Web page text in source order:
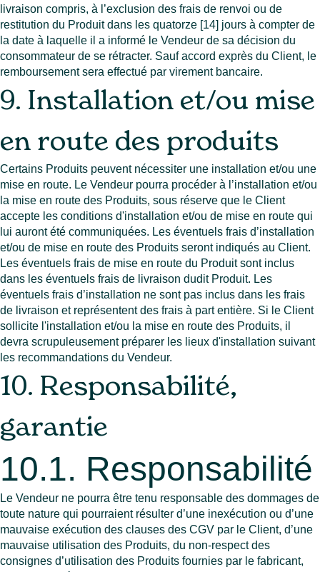
livraison compris, à l’exclusion des frais de renvoi ou de
restitution du Produit dans les quatorze [14] jours à compter de
la date à laquelle il a informé le Vendeur de sa décision du
consommateur de se rétracter. Sauf accord exprès du Client, le
remboursement sera effectué par virement bancaire.
9. Installation et/ou mise
en route des produits
Certains Produits peuvent nécessiter une installation et/ou une
mise en route. Le Vendeur pourra procéder à l’installation et/ou
la mise en route des Produits, sous réserve que le Client
accepte les conditions d'installation et/ou de mise en route qui
lui auront été communiquées. Les éventuels frais d’installation
et/ou de mise en route des Produits seront indiqués au Client.
Les éventuels frais de mise en route du Produit sont inclus
dans les éventuels frais de livraison dudit Produit. Les
éventuels frais d’installation ne sont pas inclus dans les frais
de livraison et représentent des frais à part entière. Si le Client
sollicite l'installation et/ou la mise en route des Produits, il
devra scrupuleusement préparer les lieux d'installation suivant
les recommandations du Vendeur.
10. Responsabilité,
garantie
10.1. Responsabilité
Le Vendeur ne pourra être tenu responsable des dommages de
toute nature qui pourraient résulter d’une inexécution ou d’une
mauvaise exécution des clauses des CGV par le Client, d’une
mauvaise utilisation des Produits, du non-respect des
consignes d’utilisation des Produits fournies par le fabricant,